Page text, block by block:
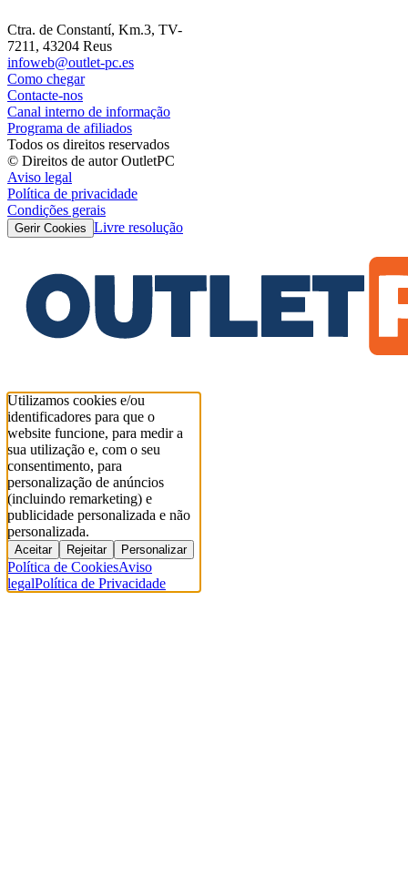
Ctra. de Constantí, Km.3, TV-
7211, 43204 Reus
infoweb@outlet-pc.es
Como chegar
Contacte-nos
Canal interno de informação
Programa de afiliados
Todos os direitos reservados
© Direitos de autor OutletPC
Aviso legal
Política de privacidade
Condições gerais
Gerir Cookies Livre resolução
Utilizamos cookies e/ou
identificadores para que o
website funcione, para medir a
sua utilização e, com o seu
consentimento, para
personalização de anúncios
(incluindo remarketing) e
publicidade personalizada e não
personalizada.
Aceitar Rejeitar Personalizar
Política de CookiesAviso
legalPolítica de Privacidade